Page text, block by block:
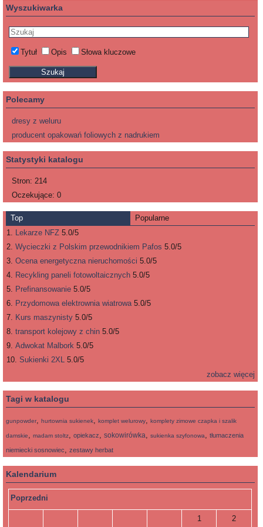
Wyszukiwarka
Tytuł Opis Słowa kluczowe
Polecamy
dresy z weluru
producent opakowań foliowych z nadrukiem
Statystyki katalogu
Stron: 214
Oczekujące: 0
Top
Popularne
Lekarze NFZ 5.0/5
Wycieczki z Polskim przewodnikiem Pafos 5.0/5
Ocena energetyczna nieruchomości 5.0/5
Recykling paneli fotowoltaicznych 5.0/5
Prefinansowanie 5.0/5
Przydomowa elektrownia wiatrowa 5.0/5
Kurs maszynisty 5.0/5
transport kolejowy z chin 5.0/5
Adwokat Malbork 5.0/5
Sukienki 2XL 5.0/5
zobacz więcej
Tagi w katalogu
gunpowder, hurtownia sukienek, komplet welurowy, komplety zimowe czapka i szalik
damskie, madam stoltz, opiekacz, sokowirówka, sukienka szyfonowa, tłumaczenia
niemiecki sosnowiec, zestawy herbat
Kalendarium
Poprzedni
1 2